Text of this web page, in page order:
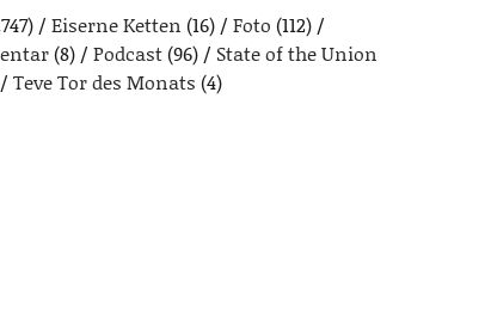
Eiserne Ketten (16) Foto (112)
(8) Podcast(96)
State of the Union
Teve Tor des Monats (4)